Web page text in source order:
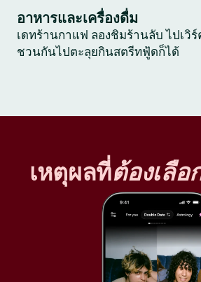
อาหารและเครื่องดื่ม
เดทร้านกาแฟ ลองชิมร้านลับ ไปเวิ
ชวนกันไปตะลุยกินสตรีทฟู้ดก็ได้
เหตุผลที่ต้องเลือ